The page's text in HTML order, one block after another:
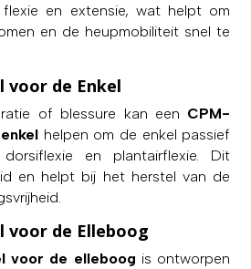
en extensie, wat helpt om
en de heupmobiliteit snel te
voor de Enkel
of blessure kan een CPM-
helpen om de enkel passief
en plantairflexie. Dit
en helpt bij het herstel van de
voor de Elleboog
voor de elleboog is ontworpen